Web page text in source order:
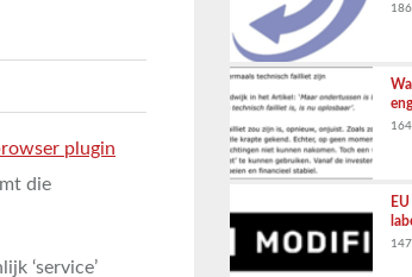
plugin
die
‘service’